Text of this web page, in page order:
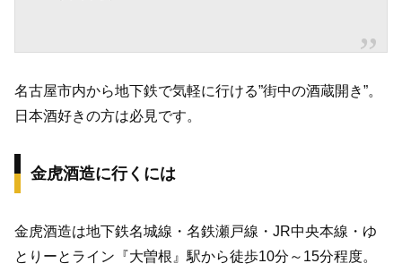
名古屋市内から地下鉄で気軽に行ける”街中の酒蔵開き”。
日本酒好きの方は必見です。
金虎酒造に行くには
金虎酒造は地下鉄名城線・名鉄瀬戸線・JR中央本線・ゆ
とりーとライン『大曽根』駅から徒歩10分～15分程度。